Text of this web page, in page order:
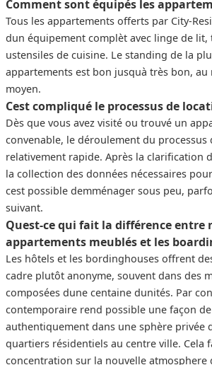
Comment sont équipés les
Tous les appartements offerts par City-
dun équipement complèt avec linge de
ustensiles de cuisine. Le standing de la
appartements est bon jusquà très bon, au
moyen.
Cest compliqué le processus de
Dès que vous avez visité ou trouvé un
convenable, le déroulement du processus
relativement rapide. Après la clarification
la collection des données nécessaires
cest possible demménager sous peu,
suivant.
Quest-ce qui fait la différence entre
appartements meublés et les
Les hôtels et les bordinghouses offrent
cadre plutôt anonyme, souvent dans des
composées dune centaine dunités. Par
contemporaire rend possible une façon
authentiquement dans une sphère privée
quartiers résidentiels au centre ville. Cela
concentration sur la nouvelle atmosphere